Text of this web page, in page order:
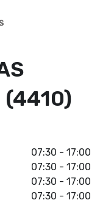
(4410)
07:30 - 17:00
07:30 - 17:00
07:30 - 17:00
07:30 - 17:00